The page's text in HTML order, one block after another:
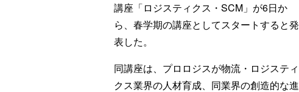
講座「ロジスティクス・SCM」が6日か
ら、春学期の講座としてスタートすると発
表した。
同講座は、プロロジスが物流・ロジスティ
クス業界の人材育成、同業界の創造的な進